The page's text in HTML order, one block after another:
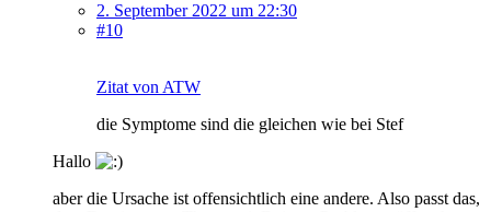
2. September 2022 um 22:30
#10
Zitat von ATW
die Symptome sind die gleichen wie bei Stef
Hallo
aber die Ursache ist offensichtlich eine andere. Also passt das,